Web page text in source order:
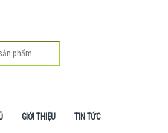
GIỚI THIỆU TIN TỨC